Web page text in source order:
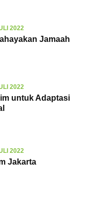
2022
Jamaah
2022
untuk Adaptasi
2022
Jakarta